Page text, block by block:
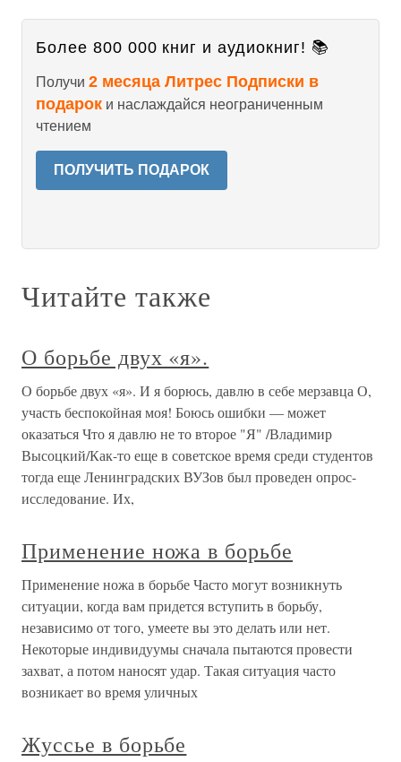
Более 800 000 книг и аудиокниг! 📚
Получи 2 месяца Литрес Подписки в
подарок и наслаждайся неограниченным
чтением
ПОЛУЧИТЬ ПОДАРОК
Читайте также
О борьбе двух «я».
О борьбе двух «я». И я борюсь, давлю в себе мерзавца О,
участь беспокойная моя! Боюсь ошибки — может
оказаться Что я давлю не то второе "Я" /Владимир
Высоцкий/Как-то еще в советское время среди студентов
тогда еще Ленинградских ВУЗов был проведен опрос-
исследование. Их,
Применение ножа в борьбе
Применение ножа в борьбе Часто могут возникнуть
ситуации, когда вам придется вступить в борьбу,
независимо от того, умеете вы это делать или нет.
Некоторые индивидуумы сначала пытаются провести
захват, а потом наносят удар. Такая ситуация часто
возникает во время уличных
Жуссье в борьбе